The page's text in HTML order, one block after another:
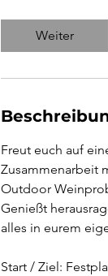
Weiter
Freut euch auf
Zusammenarbeit
Outdoor
Genießt
alles in eurem
Start / Ziel: